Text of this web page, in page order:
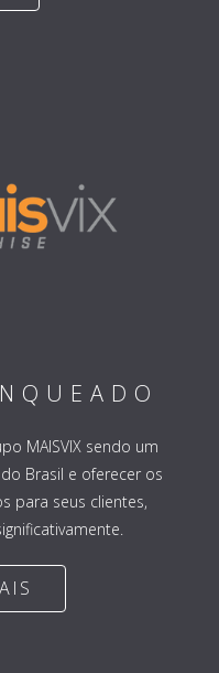
MAISVIX sendo um
Brasil e oferecer os
para seus clientes,